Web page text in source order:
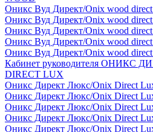
Оникс Вуд Директ/Onix wood
Оникс Вуд Директ/Onix wood
Оникс Вуд Директ/Onix wood
Оникс Вуд Директ/Onix wood
Оникс Вуд Директ/Onix wood
Кабинет руководителя ОНИКС
DIRECT LUX
Оникс Директ Люкс/Onix Direct
Оникс Директ Люкс/Onix Direct
Оникс Директ Люкс/Onix Direct
Оникс Директ Люкс/Onix Direct
Оникс Директ Люкс/Onix Direct